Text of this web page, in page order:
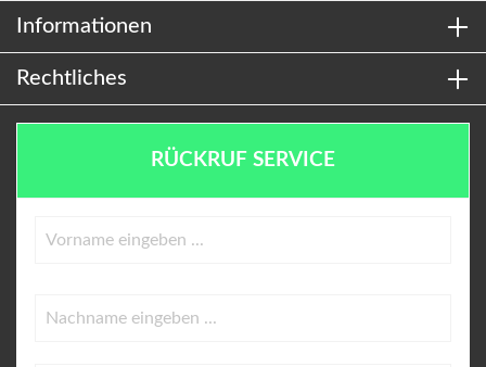
Informationen
Rechtliches
RÜCKRUF SERVICE